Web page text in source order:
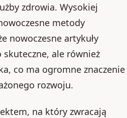
zdrowia. Wysokiej
metody
nowoczesne artykuły
ale również
co ma ogromne znaczenie
rozwoju.
na który zwracają